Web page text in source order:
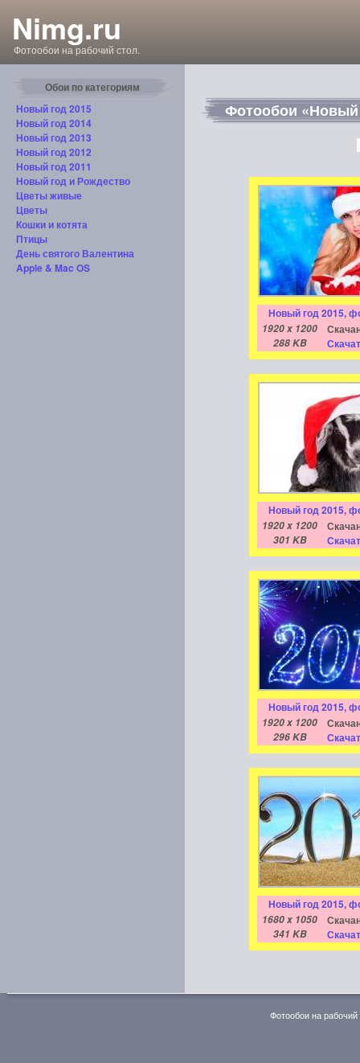
Nimg.ru
Фотообои на рабочий стол.
Обои по категориям
Новый год 2015
Новый год 2014
Новый год 2013
Новый год 2012
Новый год 2011
Новый год и Рождество
Цветы живые
Цветы
Кошки и котята
Птицы
День святого Валентина
Apple & Mac OS
Фотообои «Новый
Новый год 2015,
1920 x 1200
288 KB
Новый год 2015,
1920 x 1200
301 KB
Новый год 2015,
1920 x 1200
296 KB
Новый год 2015,
1680 x 1050
341 KB
Фотообои на